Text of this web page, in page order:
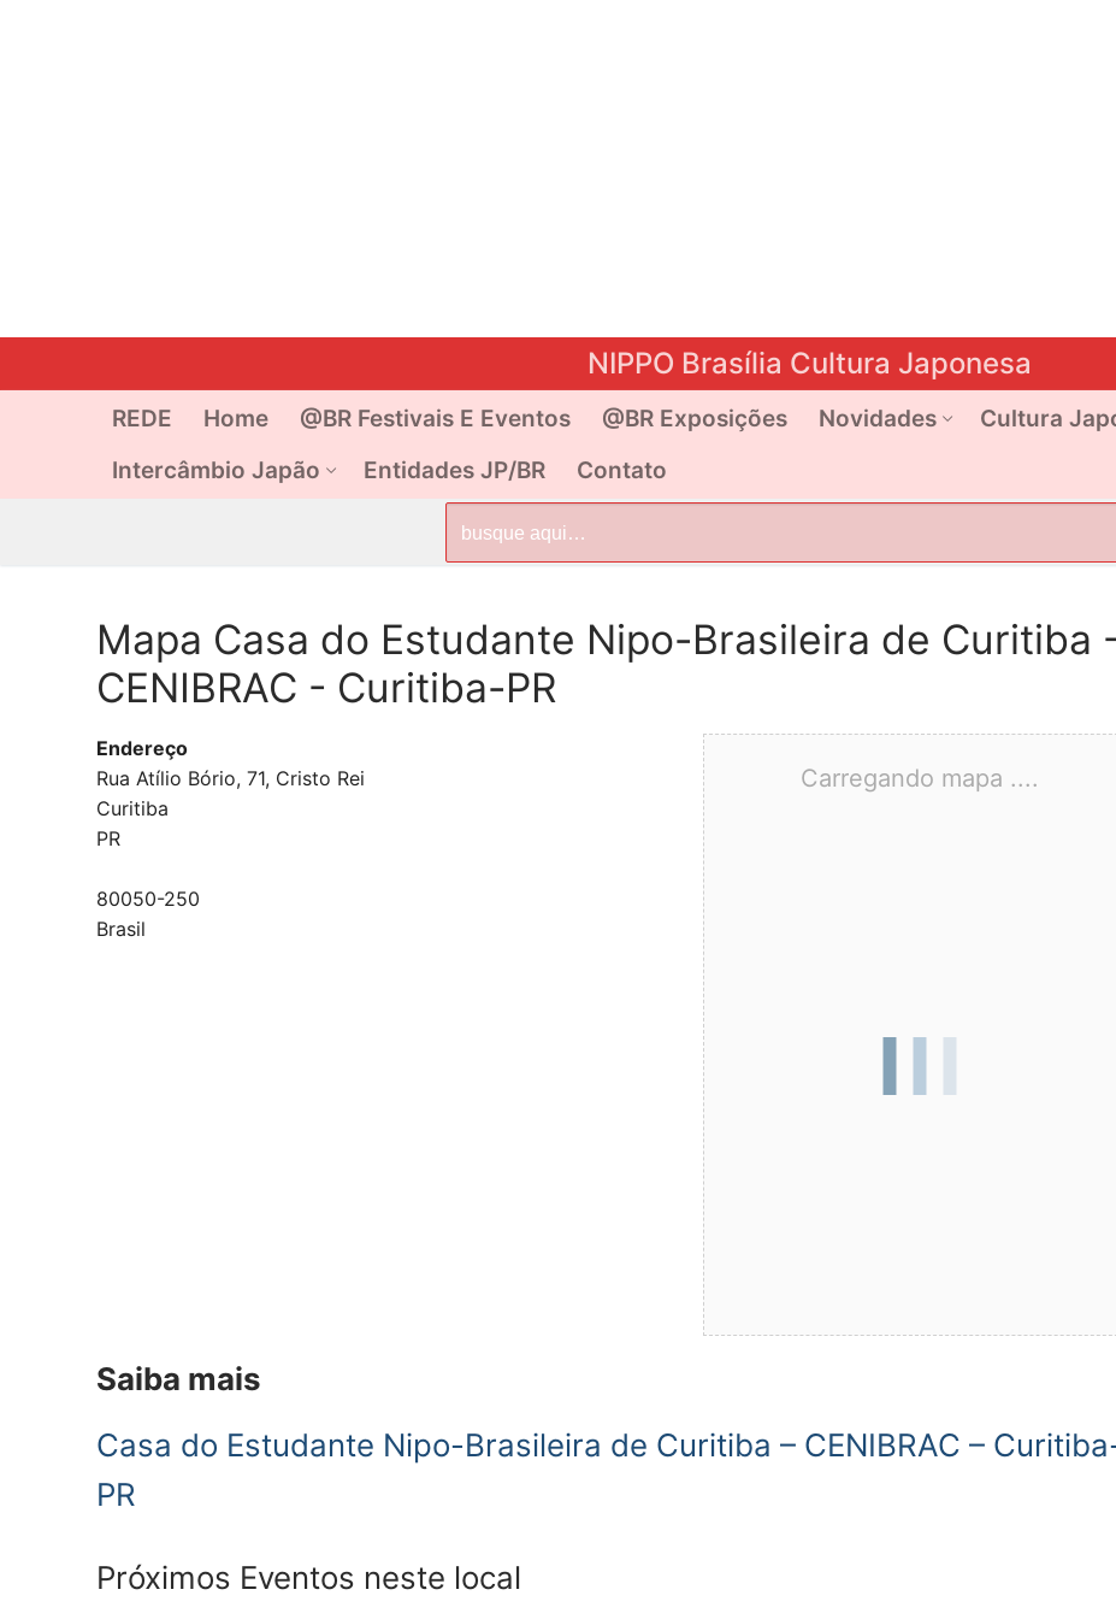
NIPPO Brasília Cultura Japonesa
REDE Home @BR Festivais E Eventos @BR Exposições Novidades Cultura
Intercâmbio Japão
Entidades JP/BR Contato
por:
Mapa Casa do Estudante Nipo-Brasileira de Curitiba
CENIBRAC - Curitiba-PR
Carregando mapa ....
Endereço
Rua Atílio Bório, 71, Cristo Rei
Curitiba
PR
80050-250
Brasil
Saiba mais
Casa do Estudante Nipo-Brasileira de Curitiba – CENIBRAC –
PR
Próximos Eventos neste local